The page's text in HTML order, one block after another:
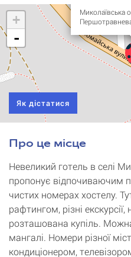
Миколаївська
+
-
Як дістатися
Про це місце
Невеликий готель в селі
пропонує відпочиваючим
чистих номерах хостелу.
рафтингом, різні
розташована купіль.
мангалі. Номери різної
кондиціонером,